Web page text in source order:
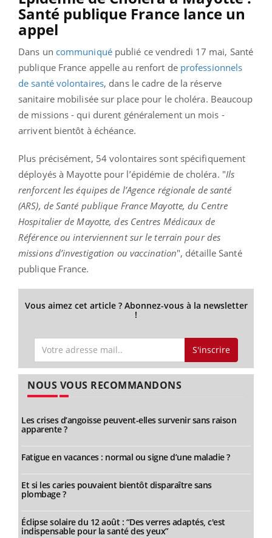
Santé publique France lance un
appel
Dans un communiquépublié ce vendredi 17 mai, Santé
publique France appelle au renfort de professionnels
de santé volontaires, dans le cadre de la réserve
sanitaire mobilisée sur place pour le choléra. Beaucoup
de missions - qui durent généralement un mois -
arrivent bientôt à échéance.
Plus précisément, 54 volontaires sont spécifiquement
déployés à Mayotte pour l’épidémie de choléra. "Ils
renforcent les équipes de l’Agence régionale de santé
(ARS), de Santé publique France Mayotte, du Centre
Hospitalier de Mayotte, des Centres Médicaux de
Référence ou interviennent sur le terrain pour des
missions d’investigation ou vaccination", détaille Santé
publique France.
Vous aimez cet article ? Abonnez-vous à la newsletter
!
S'inscrire
NOUS VOUS RECOMMANDONS
Les crises d’angoisse peuvent-elles survenir sans raison
apparente ?
Fatigue en vacances : normal ou signe d’une maladie ?
Et si les caries pouvaient bientôt disparaître sans
plombage ?
Éclipse solaire du 12 août : “Des verres adaptés, c'est
indispensable pour la santé des yeux”